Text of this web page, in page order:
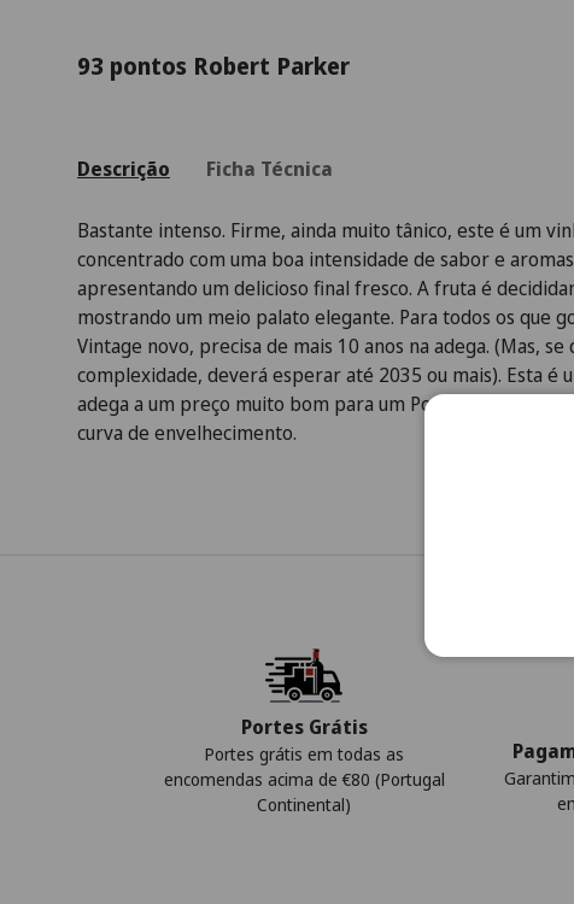
93 pontos Robert Parker
Descrição Ficha Técnica
Bastante intenso. Firme, ainda muito tânico, este é um
concentrado com uma boa intensidade de sabor e
apresentando um delicioso final fresco. A fruta é
mostrando um meio palato elegante. Para todos os que
Vintage novo, precisa de mais 10 anos na adega. (Mas, se
complexidade, deverá esperar até 2035 ou mais). Esta é
adega a um preço muito bom para um Porto que já está
curva de envelhecimento.
Portes Grátis
Portes grátis em todas as
encomendas acima de €80 (Portugal
Continental)